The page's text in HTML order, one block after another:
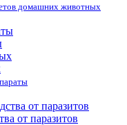
домашних животных
от паразитов